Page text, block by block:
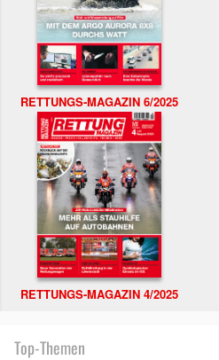
RETTUNGS-MAGAZIN 6/2025
RETTUNGS-MAGAZIN 4/2025
Top-Themen